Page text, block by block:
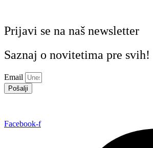
Prijavi se na naš newsletter
Saznaj o novitetima pre svih!
Email
Pošalji
Facebook-f